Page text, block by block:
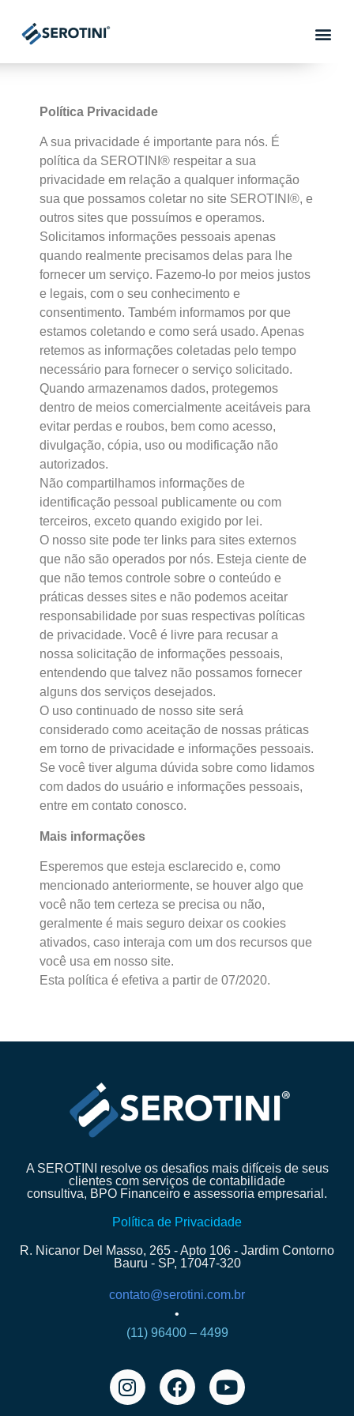
Política Privacidade
A sua privacidade é importante para nós. É
política da SEROTINI® respeitar a sua
privacidade em relação a qualquer informação
sua que possamos coletar no site SEROTINI®, e
outros sites que possuímos e operamos.
Solicitamos informações pessoais apenas
quando realmente precisamos delas para lhe
fornecer um serviço. Fazemo-lo por meios justos
e legais, com o seu conhecimento e
consentimento. Também informamos por que
estamos coletando e como será usado. Apenas
retemos as informações coletadas pelo tempo
necessário para fornecer o serviço solicitado.
Quando armazenamos dados, protegemos
dentro de meios comercialmente aceitáveis ​​para
evitar perdas e roubos, bem como acesso,
divulgação, cópia, uso ou modificação não
autorizados.
Não compartilhamos informações de
identificação pessoal publicamente ou com
terceiros, exceto quando exigido por lei.
O nosso site pode ter links para sites externos
que não são operados por nós. Esteja ciente de
que não temos controle sobre o conteúdo e
práticas desses sites e não podemos aceitar
responsabilidade por suas respectivas políticas
de privacidade. Você é livre para recusar a
nossa solicitação de informações pessoais,
entendendo que talvez não possamos fornecer
alguns dos serviços desejados.
O uso continuado de nosso site será
considerado como aceitação de nossas práticas
em torno de privacidade e informações pessoais.
Se você tiver alguma dúvida sobre como lidamos
com dados do usuário e informações pessoais,
entre em contato conosco.
Mais informações
Esperemos que esteja esclarecido e, como
mencionado anteriormente, se houver algo que
você não tem certeza se precisa ou não,
geralmente é mais seguro deixar os cookies
ativados, caso interaja com um dos recursos que
você usa em nosso site.
Esta política é efetiva a partir de 07/2020.
A SEROTINI resolve os desafios mais difíceis de seus
clientes com serviços de contabilidade
consultiva, BPO Financeiro e assessoria empresarial.
Política de Privacidade
R. Nicanor Del Masso, 265 - Apto 106 - Jardim Contorno
Bauru - SP, 17047-320
contato@serotini.com.br
•
(11) 96400 – 4499